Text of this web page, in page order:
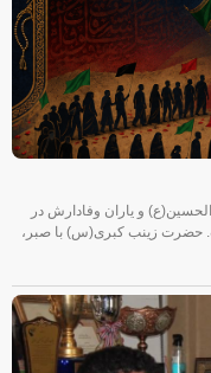
و یاران وفادارش در
حضرت زینب کبری(س) با صبر،